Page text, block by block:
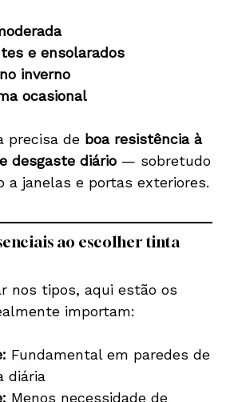
e ensolarados
inverno
ocasional
precisa de boa resistência à
desgaste diário— sobretudo
a janelas e portas exteriores.
ao escolher tinta
nos tipos, aqui estão os
importam:
Fundamental em paredes de
diária
Menos necessidade de